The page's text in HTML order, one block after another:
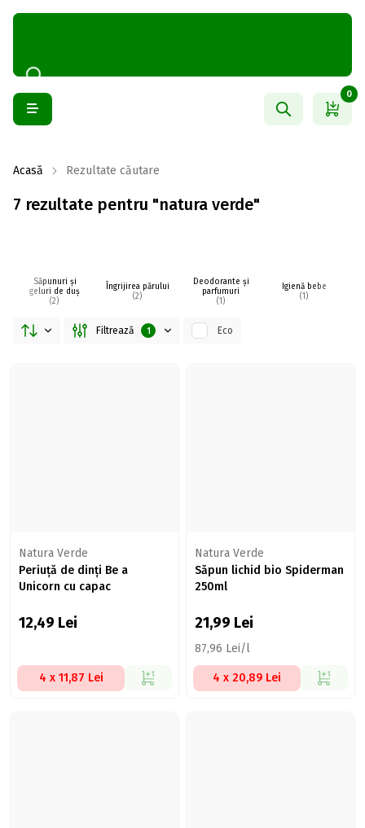
0
Acasă Rezultate căutare
7 rezultate pentru "natura verde"
Săpunuri și
geluri de duș
(2)
Îngrijirea părului
(2)
Deodorante și
parfumuri
(1)
Igienă bebe
(1)
Filtrează 1 Eco
Natura Verde
Periuță de dinți Be a
Unicorn cu capac
12,49 Lei
4 x 11,87 Lei
Natura Verde
Săpun lichid bio Spiderman
250ml
21,99 Lei
87,96 Lei/l
4 x 20,89 Lei